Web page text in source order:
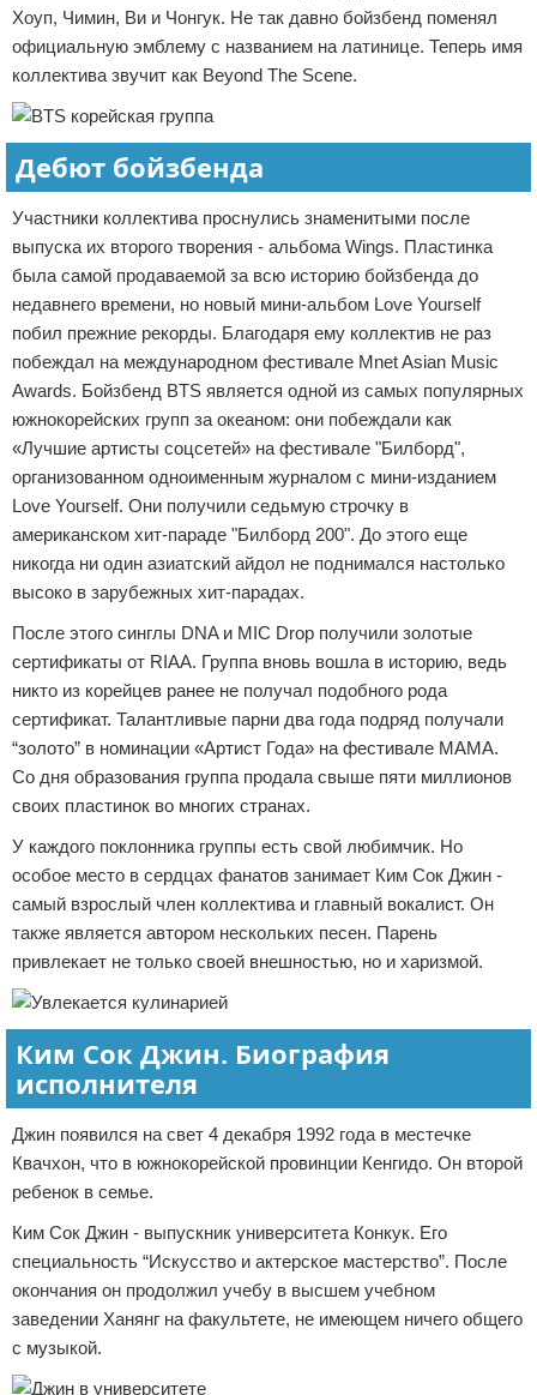
Хоуп, Чимин, Ви и Чонгук. Не так давно бойзбенд поменял
официальную эмблему с названием на латинице. Теперь имя
коллектива звучит как Beyond The Scene.
Дебют бойзбенда
Участники коллектива проснулись знаменитыми после
выпуска их второго творения - альбома Wings. Пластинка
была самой продаваемой за всю историю бойзбенда до
недавнего времени, но новый мини-альбом Love Yourself
побил прежние рекорды. Благодаря ему коллектив не раз
побеждал на международном фестивале Mnet Asian Music
Awards. Бойзбенд BTS является одной из самых популярных
южнокорейских групп за океаном: они побеждали как
«Лучшие артисты соцсетей» на фестивале "Билборд",
организованном одноименным журналом с мини-изданием
Love Yourself. Они получили седьмую строчку в
американском хит-параде "Билборд 200". До этого еще
никогда ни один азиатский айдол не поднимался настолько
высоко в зарубежных хит-парадах.
После этого синглы DNA и MIC Drop получили золотые
сертификаты от RIAA. Группа вновь вошла в историю, ведь
никто из корейцев ранее не получал подобного рода
сертификат. Талантливые парни два года подряд получали
“золото” в номинации «Артист Года» на фестивале MAMA.
Со дня образования группа продала свыше пяти миллионов
своих пластинок во многих странах.
У каждого поклонника группы есть свой любимчик. Но
особое место в сердцах фанатов занимает Ким Сок Джин -
самый взрослый член коллектива и главный вокалист. Он
также является автором нескольких песен. Парень
привлекает не только своей внешностью, но и харизмой.
Ким Сок Джин. Биография
исполнителя
Джин появился на свет 4 декабря 1992 года в местечке
Квачхон, что в южнокорейской провинции Кенгидо. Он второй
ребенок в семье.
Ким Сок Джин - выпускник университета Конкук. Его
специальность “Искусство и актерское мастерство”. После
окончания он продолжил учебу в высшем учебном
заведении Ханянг на факультете, не имеющем ничего общего
с музыкой.